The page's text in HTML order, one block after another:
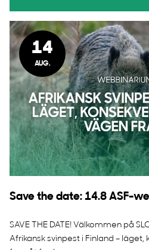
14
AUG.
Save the date: 14.8 ASF-
SAVE THE DATE! Välkommen på
Afrikansk svinpest i Finland –